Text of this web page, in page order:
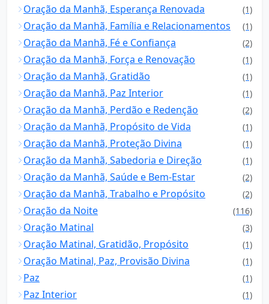
Oração da Manhã, Esperança Renovada (1)
Oração da Manhã, Família e Relacionamentos (1)
Oração da Manhã, Fé e Confiança (2)
Oração da Manhã, Força e Renovação (1)
Oração da Manhã, Gratidão (1)
Oração da Manhã, Paz Interior (1)
Oração da Manhã, Perdão e Redenção (2)
Oração da Manhã, Propósito de Vida (1)
Oração da Manhã, Proteção Divina (1)
Oração da Manhã, Sabedoria e Direção (1)
Oração da Manhã, Saúde e Bem-Estar (2)
Oração da Manhã, Trabalho e Propósito (2)
Oração da Noite (116)
Oração Matinal (3)
Oração Matinal, Gratidão, Propósito (1)
Oração Matinal, Paz, Provisão Divina (1)
Paz (1)
Paz Interior (1)